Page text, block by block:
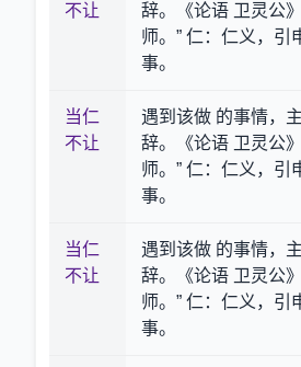
不让
辞。《论语 卫灵公
师。” 仁：仁义，引
事。
当仁
不让
遇到该做 的事情，
辞。《论语 卫灵公
师。” 仁：仁义，引
事。
当仁
不让
遇到该做 的事情，
辞。《论语 卫灵公
师。” 仁：仁义，引
事。